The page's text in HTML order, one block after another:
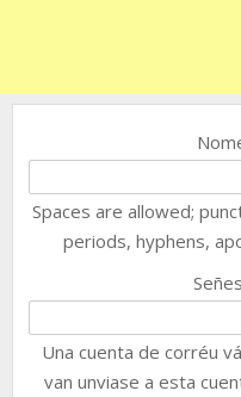
Spaces are allowed;
periods, hyphens,
Una cuenta de corréu
van unviase a esta